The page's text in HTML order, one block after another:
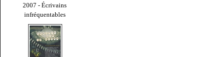
2007 - Écrivains
infréquentables